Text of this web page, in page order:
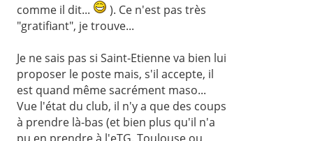
comme il dit...
). Ce n'est pas très
"gratifiant", je trouve...
Je ne sais pas si Saint-Etienne va bien lui
proposer le poste mais, s'il accepte, il
est quand même sacrément maso...
Vue l'état du club, il n'y a que des coups
à prendre là-bas (et bien plus qu'il n'a